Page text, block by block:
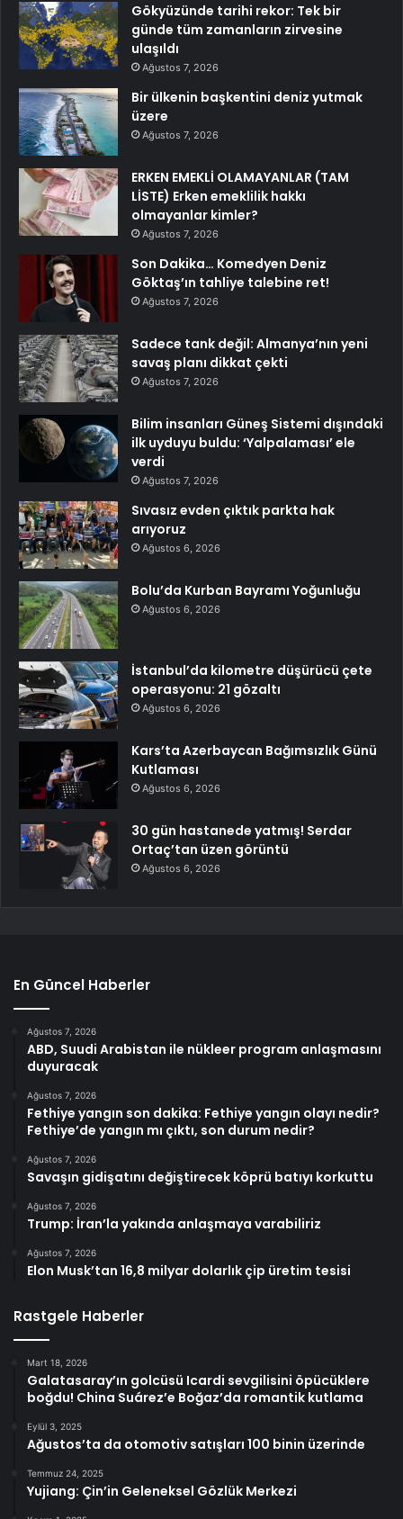
Gökyüzünde tarihi rekor: Tek bir
günde tüm zamanların zirvesine
ulaşıldı
Ağustos 7, 2026
Bir ülkenin başkentini deniz yutmak
üzere
Ağustos 7, 2026
ERKEN EMEKLİ OLAMAYANLAR (TAM
LİSTE) Erken emeklilik hakkı
olmayanlar kimler?
Ağustos 7, 2026
Son Dakika… Komedyen Deniz
Göktaş’ın tahliye talebine ret!
Ağustos 7, 2026
Sadece tank değil: Almanya’nın yeni
savaş planı dikkat çekti
Ağustos 7, 2026
Bilim insanları Güneş Sistemi dışındaki
ilk uyduyu buldu: ‘Yalpalaması’ ele
verdi
Ağustos 7, 2026
Sıvasız evden çıktık parkta hak
arıyoruz
Ağustos 6, 2026
Bolu’da Kurban Bayramı Yoğunluğu
Ağustos 6, 2026
İstanbul’da kilometre düşürücü çete
operasyonu: 21 gözaltı
Ağustos 6, 2026
Kars’ta Azerbaycan Bağımsızlık Günü
Kutlaması
Ağustos 6, 2026
30 gün hastanede yatmış! Serdar
Ortaç’tan üzen görüntü
Ağustos 6, 2026
En Güncel Haberler
Ağustos 7, 2026
ABD, Suudi Arabistan ile nükleer program anlaşmasını
duyuracak
Ağustos 7, 2026
Fethiye yangın son dakika: Fethiye yangın olayı nedir?
Fethiye’de yangın mı çıktı, son durum nedir?
Ağustos 7, 2026
Savaşın gidişatını değiştirecek köprü batıyı korkuttu
Ağustos 7, 2026
Trump: İran’la yakında anlaşmaya varabiliriz
Ağustos 7, 2026
Elon Musk’tan 16,8 milyar dolarlık çip üretim tesisi
Rastgele Haberler
Mart 18, 2026
Galatasaray’ın golcüsü Icardi sevgilisini öpücüklere
boğdu! China Suárez’e Boğaz’da romantik kutlama
Eylül 3, 2025
Ağustos’ta da otomotiv satışları 100 binin üzerinde
Temmuz 24, 2025
Yujiang: Çin’in Geleneksel Gözlük Merkezi